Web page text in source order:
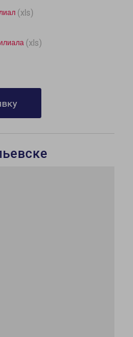
(xls)
(xls)